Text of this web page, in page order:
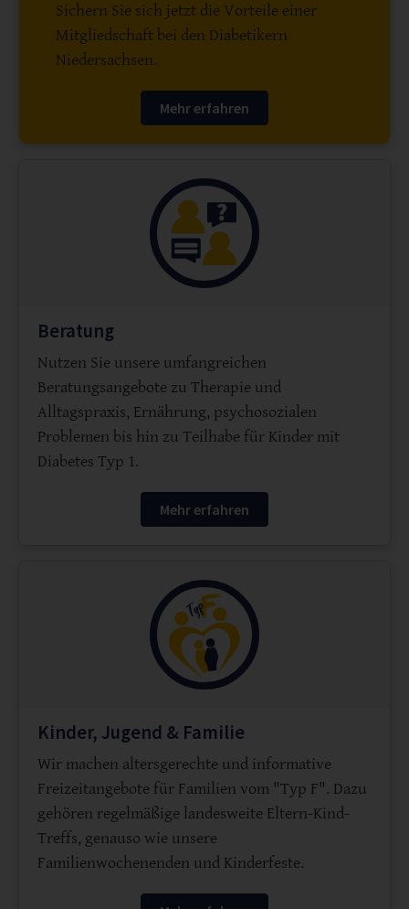
Sichern Sie sich jetzt die Vorteile einer
Mitgliedschaft bei den Diabetikern
Niedersachsen.
Mehr erfahren
Beratung
Nutzen Sie unsere umfangreichen
Beratungsangebote zu Therapie und
Alltagspraxis, Ernährung, psychosozialen
Problemen bis hin zu Teilhabe für Kinder mit
Diabetes Typ 1.
Mehr erfahren
Kinder, Jugend & Familie
Wir machen altersgerechte und informative
Freizeitangebote für Familien vom "Typ F". Dazu
gehören regelmäßige landesweite Eltern-Kind-
Treffs, genauso wie unsere
Familienwochenenden und Kinderfeste.